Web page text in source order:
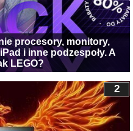
procesory, monitory,
i inne podzespoły. A
LEGO?
2